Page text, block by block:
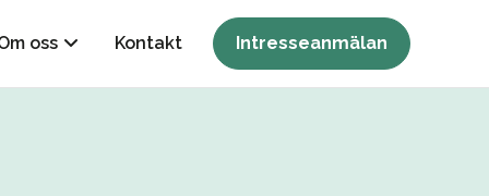
oss Kontakt Intresseanmälan